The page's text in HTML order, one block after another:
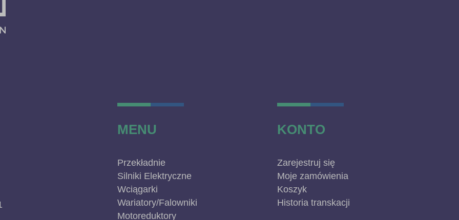
MENU
Przekładnie
Silniki Elektryczne
Wciągarki
Wariatory/Falowniki
Motoreduktory
KONTO
Zarejestruj się
Moje zamówienia
Koszyk
Historia transkacji